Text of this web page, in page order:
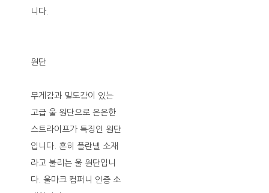
니다.
원단
무게감과 밀도감이 있는
고급 울 원단으로 은은한
스트라이프가 특징인 원단
입니다. 흔히 플란넬 소재
라고 불리는 울 원단입니
다. 울마크 컴퍼니 인증 소